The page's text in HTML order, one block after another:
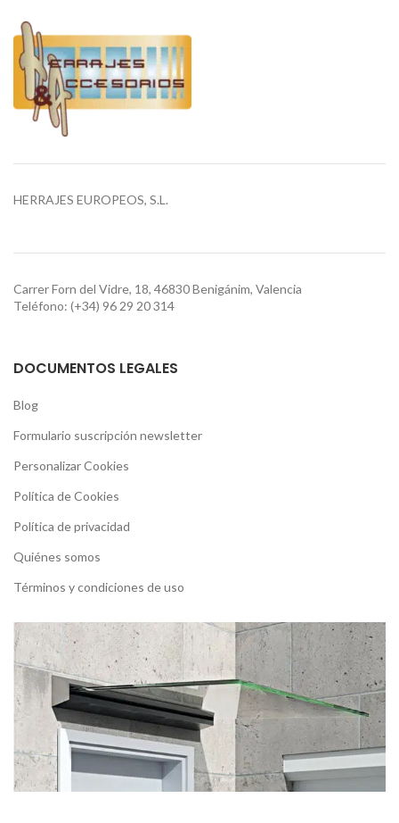
HERRAJES EUROPEOS, S.L.
Carrer Forn del Vidre, 18, 46830 Benigánim, Valencia
Teléfono: (+34) 96 29 20 314
DOCUMENTOS LEGALES
Blog
Formulario suscripción newsletter
Personalizar Cookies
Política de Cookies
Política de privacidad
Quiénes somos
Términos y condiciones de uso